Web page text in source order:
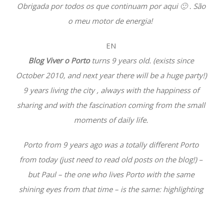
Obrigada por todos os que continuam por aqui 🙂 . São
o meu motor de energia!
EN
Blog Viver o Portoturns 9 years old. (exists since
October 2010, and next year there will be a huge party!)
9 years living the city , always with the happiness of
sharing and with the fascination coming from the small
moments of daily life.
Porto from 9 years ago was a totally different Porto
from today (just need to read old posts on the blog!) –
but Paul – the one who lives Porto with the same
shining eyes from that time – is the same: highlighting